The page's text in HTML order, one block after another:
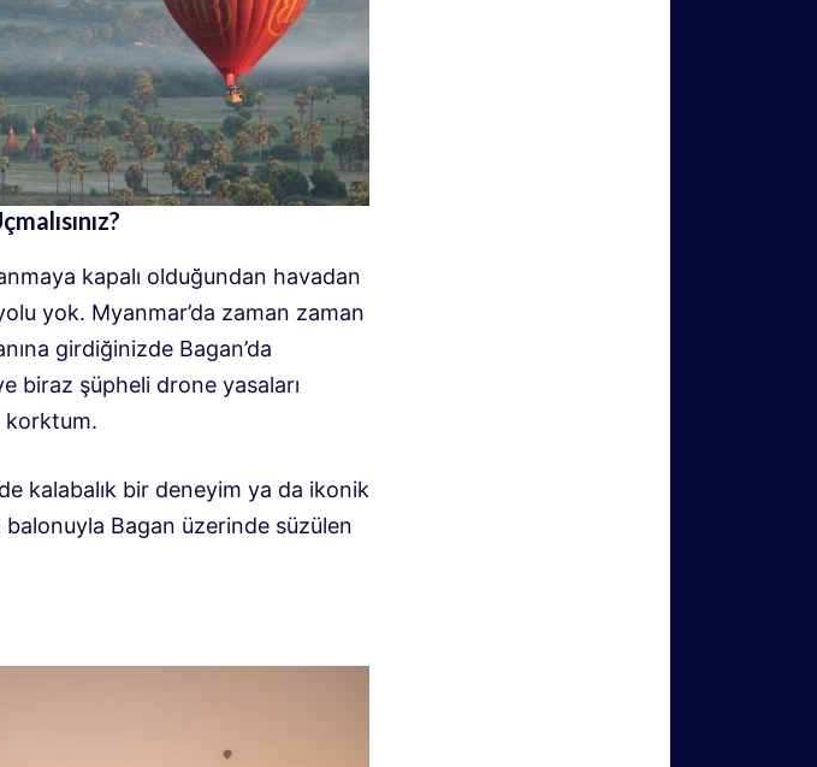
kapalı olduğundan havadan
yok. Myanmar’da zaman zaman
girdiğinizde Bagan’da
biraz şüpheli drone yasaları
korktum.
kalabalık bir deneyim ya da ikonik
balonuyla Bagan üzerinde süzülen